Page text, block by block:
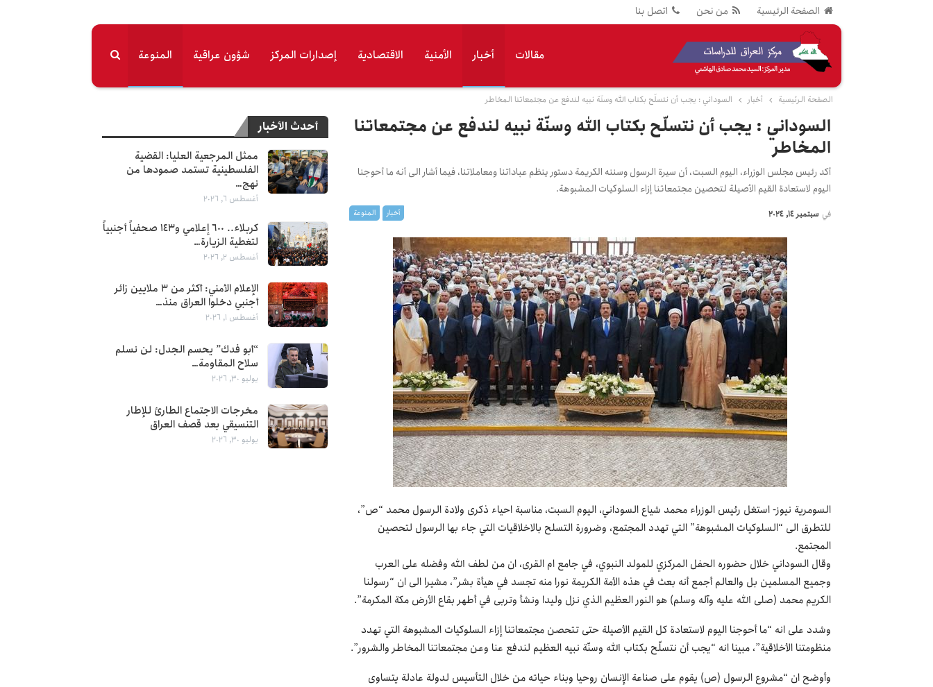
الصفحة الرئيسية من نحن اتصل بنا
مقالات أخبار الأمنیة الاقتصادیة إصدارات المرکز شؤون عراقية المنوعة
الصفحة الرئيسية أخبار السوداني : يجب أن نتسلّح بكتاب الله وسنّة نبيه لندفع عن مجتمعاتنا المخاطر
السوداني : يجب أن نتسلّح بكتاب الله وسنّة نبيه لندفع عن مجتمعاتنا
المخاطر
أكد رئيس مجلس الوزراء، اليوم السبت، أن سيرة الرسول وسننه الكريمة دستور ينظم عباداتنا ومعاملاتنا، فيما أشار الى أنه ما أحوجنا
اليوم لاستعادة القيم الأصيلة لتحصين مجتمعاتنا إزاء السلوكيات المشبوهة.
أخبار المنوعة في سبتمبر 14, 2024
السومرية نيوز- استغل رئيس الوزراء محمد شياع السوداني، اليوم السبت، مناسبة احياء ذكرى ولادة الرسول محمد “ص”،
للتطرق الى “السلوكيات المشبوهة” التي تهدد المجتمع، وضرورة التسلح بالاخلاقيات التي جاء بها الرسول لتحصين
المجتمع.
وقال السوداني خلال حضوره الحفل المركزي للمولد النبوي، في جامع ام القرى، ان من لطف الله وفضله على العرب
وجميع المسلمين بل والعالم أجمع أنه بعث في هذه الأمة الكريمة نورا منه تجسد في هيأة بشر”، مشيرا الى ان “رسولنا
الكريم محمد (صلى الله عليه وآله وسلم) هو النور العظيم الذي نزل وليدا ونشأ وتربى في أطهر بقاع الأرض مكة المكرمة”.
وشدد على انه “ما أحوجنا اليوم لاستعادة كل القيم الأصيلة حتى تتحصن مجتمعاتنا إزاء السلوكيات المشبوهة التي تهدد
منظومتنا الأخلاقية”، مبينا انه “يجب أن نتسلّح بكتاب الله وسنّة نبيه العظيم لندفع عنا وعن مجتمعاتنا المخاطر والشرور”.
وأوضح ان “مشروع الرسول (ص) يقوم على صناعة الإنسان روحيا وبناء حياته من خلال التأسيس لدولة عادلة يتساوى
أحدث الأخبار
ممثل المرجعية العليا: القضية
الفلسطينية تستمد صمودها من
نهج…
أغسطس 6, 2026
كربلاء.. 600 إعلامي و143 صحفياً أجنبياً
لتغطية الزيارة…
أغسطس 2, 2026
الإعلام الأمني: أكثر من 3 ملايين زائر
أجنبي دخلوا العراق منذ…
أغسطس 1, 2026
“أبو فدك” يحسم الجدل: لن نسلم
سلاح المقاومة…
يوليو 30, 2026
مخرجات الاجتماع الطارئ للإطار
التنسيقي بعد قصف العراق
يوليو 30, 2026